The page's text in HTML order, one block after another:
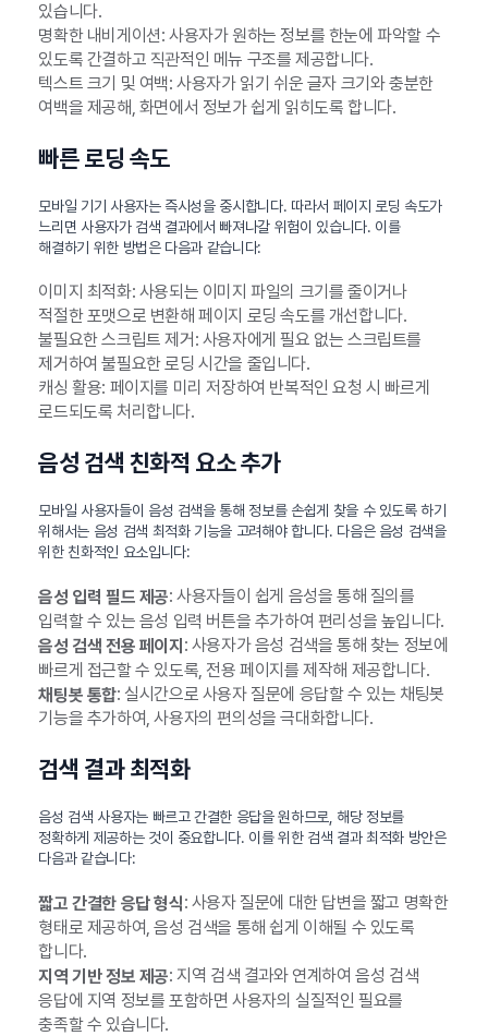
있습니다.
명확한 내비게이션: 사용자가 원하는 정보를 한눈에 파악할 수
있도록 간결하고 직관적인 메뉴 구조를 제공합니다.
텍스트 크기 및 여백: 사용자가 읽기 쉬운 글자 크기와 충분한
여백을 제공해, 화면에서 정보가 쉽게 읽히도록 합니다.
빠른 로딩 속도
모바일 기기 사용자는 즉시성을 중시합니다. 따라서 페이지 로딩 속도가
느리면 사용자가 검색 결과에서 빠져나갈 위험이 있습니다. 이를
해결하기 위한 방법은 다음과 같습니다:
이미지 최적화: 사용되는 이미지 파일의 크기를 줄이거나
적절한 포맷으로 변환해 페이지 로딩 속도를 개선합니다.
불필요한 스크립트 제거: 사용자에게 필요 없는 스크립트를
제거하여 불필요한 로딩 시간을 줄입니다.
캐싱 활용: 페이지를 미리 저장하여 반복적인 요청 시 빠르게
로드되도록 처리합니다.
음성 검색 친화적 요소 추가
모바일 사용자들이 음성 검색을 통해 정보를 손쉽게 찾을 수 있도록 하기
위해서는 음성 검색 최적화 기능을 고려해야 합니다. 다음은 음성 검색을
위한 친화적인 요소입니다:
음성 입력 필드 제공: 사용자들이 쉽게 음성을 통해 질의를
입력할 수 있는 음성 입력 버튼을 추가하여 편리성을 높입니다.
음성 검색 전용 페이지 : 사용자가 음성 검색을 통해 찾는 정보에
빠르게 접근할 수 있도록, 전용 페이지를 제작해 제공합니다.
채팅봇 통합: 실시간으로 사용자 질문에 응답할 수 있는 채팅봇
기능을 추가하여, 사용자의 편의성을 극대화합니다.
검색 결과 최적화
음성 검색 사용자는 빠르고 간결한 응답을 원하므로, 해당 정보를
정확하게 제공하는 것이 중요합니다. 이를 위한 검색 결과 최적화 방안은
다음과 같습니다:
짧고 간결한 응답 형식: 사용자 질문에 대한 답변을 짧고 명확한
형태로 제공하여, 음성 검색을 통해 쉽게 이해될 수 있도록
합니다.
지역 기반 정보 제공: 지역 검색 결과와 연계하여 음성 검색
응답에 지역 정보를 포함하면 사용자의 실질적인 필요를
충족할 수 있습니다.